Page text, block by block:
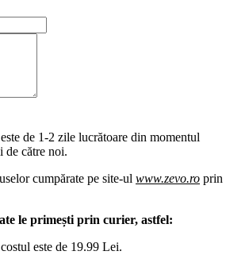
de 1-2 zile lucrătoare din momentul
de către noi.
cumpărate pe site-ul www.zevo.ro prin
le primești prin curier, astfel:
este de 19.99 Lei.